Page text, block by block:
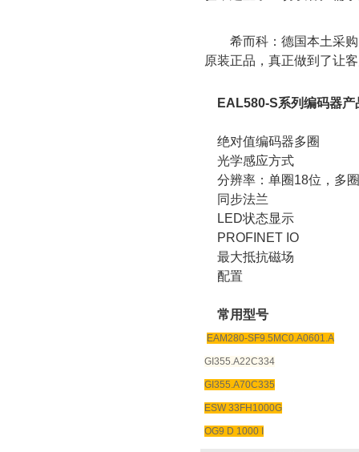
希而科：德国本土采
原装正品，真正做到了让
EAL580-S系列编码器产
绝对值编码器多圈
光学感应方式
分辨率：单圈18位，多圈
同步法兰
LED状态显示
PROFINET IO
最大抵抗磁场
配置
常用型号
EAM280-SF9.5MC0.A0601.A
GI355.A22C334
GI355.A70C335
ESW 33FH1000G
OG9 D 1000 I